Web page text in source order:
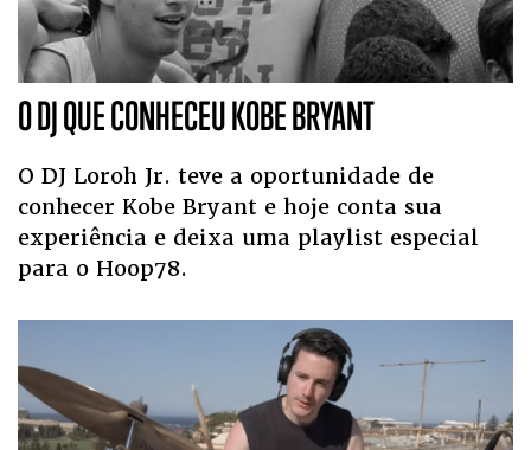
O DJ QUE CONHECEU KOBE BRYANT
O DJ Loroh Jr. teve a oportunidade de
conhecer Kobe Bryant e hoje conta sua
experiência e deixa uma playlist especial
para o Hoop78.